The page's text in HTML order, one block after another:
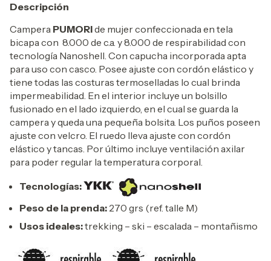
Descripción
Campera PUMORIde mujer confeccionada en tela
bicapa con 8.000 de c.a. y 8.000 de respirabilidad con
tecnología Nanoshell. Con capucha incorporada apta
para uso con casco. Posee ajuste con cordón elástico y
tiene todas las costuras termoselladas lo cual brinda
impermeabilidad. En el interior incluye un bolsillo
fusionado en el lado izquierdo, en el cual se guarda la
campera y queda una pequeña bolsita. Los puños poseen
ajuste con velcro. El ruedo lleva ajuste con cordón
elástico y tancas. Por último incluye ventilación axilar
para poder regular la temperatura corporal.
Tecnologías:
Peso de la prenda: 270 grs (ref. talle M)
Usos ideales:trekking – ski – escalada – montañismo